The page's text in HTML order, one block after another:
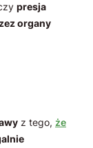
presja
organy
z tego, że